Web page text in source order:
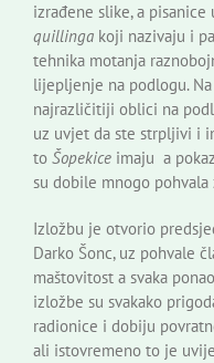
izrađene slike, a
quillinga koji nazivaju i
tehnika motanja
lijepljenje na podlogu.
najrazličitiji oblici na
uz uvjet da ste strpljivi i
to Šopekice imaju a
su dobile mnogo pohvala
Izložbu je otvorio
Darko Šonc, uz pohvale
maštovitost a svaka
izložbe su svakako
radionice i dobiju
ali istovremeno to je